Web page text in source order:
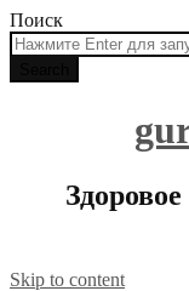
Поиск
Skip to content